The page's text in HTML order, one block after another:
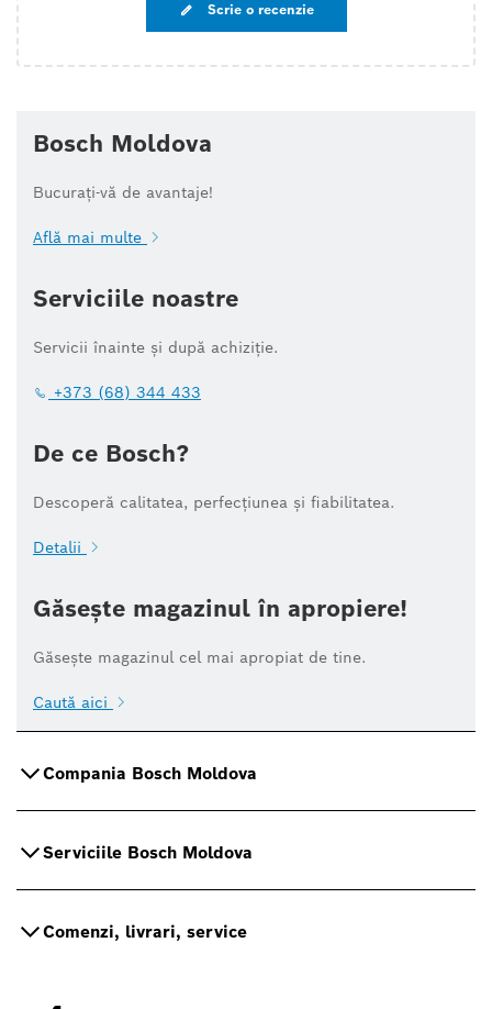
Scrie o recenzie
Bosch Moldova
Bucurați-vă de avantaje!
Află mai multe
Serviciile noastre
Servicii înainte și după achiziție.
+373 (68) 344 433
De ce Bosch?
Descoperă calitatea, perfecțiunea și fiabilitatea.
Detalii
Găsește magazinul în apropiere!
Găsește magazinul cel mai apropiat de tine.
Caută aici
Compania Bosch Moldova
Serviciile Bosch Moldova
Comenzi, livrari, service